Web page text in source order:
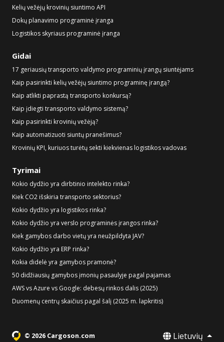
Kelių vežėjų krovinių siuntimo API
Dokų planavimo programinė įranga
Logistikos skyriaus programinė įranga
Gidai
17 geriausių transporto valdymo programinių įrangų siuntėjams
Kaip pasirinkti kelių vežėjų siuntimo programinę įrangą?
Kaip atlikti paprastą transporto konkursą?
Kaip įdiegti transporto valdymo sistemą?
Kaip pasirinkti krovinių vežėją?
Kaip automatizuoti siuntų pranešimus?
Krovinių KPI, kuriuos turėtų sekti kiekvienas logistikos vadovas
Tyrimai
Kokio dydžio yra dirbtinio intelekto rinka?
Kiek CO2 išskiria transporto sektorius?
Kokio dydžio yra logistikos rinka?
Kokio dydžio yra verslo programinės įrangos rinka?
Kiek gamybos darbo vietų yra neužpildyta JAV?
Kokio dydžio yra ERP rinka?
Kokia didelė yra gamybos pramonė?
50 didžiausių gamybos įmonių pasaulyje pagal pajamas
AWS vs Azure vs Google: debesų rinkos dalis (2025)
Duomenų centrų skaičius pagal šalį (2025 m. lapkritis)
© 2026 Cargoson.com Lietuvių